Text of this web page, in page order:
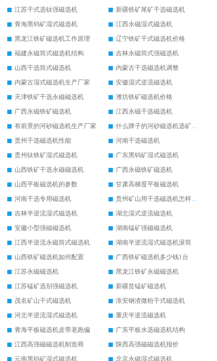
江苏干式选钛强磁选机
新疆铁矿尾矿干选磁选机
青海黑钨矿湿式磁选机
江西永磁湿式磁选机
黑龙江铁矿磁选机工作原理
辽宁铁矿干式磁选机价格
福建永磁筒式磁选机结构
吉林永磁筒式强磁选机
山西干选筒式磁选机
内蒙古干选磁选机调整
内蒙古湿式磁选机生产厂家
安徽湿式逆流磁选机
天津铁矿干选永磁磁选机
潍坊铁矿磁选机价格
广西永磁铁矿磁选机
江西永磁干选磁选机
有前景的河砂磁选机生产厂家
什么牌子的河砂磁选机选矿效果好
贵州干选磁选机性能
河南干选磁选机
贵州钛铁矿湿式磁选机
广东黑钨矿湿式磁选机
山西铁矿干选永磁磁选机
广西永磁铁矿磁选机
山西平板磁选机的参数
甘肃高梯度平板磁选机
河南干选专用磁选机
贵州矿山用干选磁选机怎样调磁
吉林半逆流湿式磁选机
湖北湿式逆流磁选机
安徽小型强磁磁选机
湖南锰矿强磁磁选机
江西半逆流永磁筒式磁选机
湖南半逆流湿式磁选机滚筒
山西铁矿磁选机如何配置
广西铁矿磁选机多少钱1台
江苏永磁磁选机
黑龙江铁矿永磁磁选机
江苏锰矿选别强磁选机
新疆贫锰矿磁选机
茂名矿山干式磁选机
淮安钢渣微粉干式磁选机
河北半逆流湿式磁选机
重庆半逆流磁选机
青海平板磁选机皮带老跑偏
广东平板水选磁选机结构
江西高强磁磁选机制造商
陕西高强磁磁选机报价
云南黑钨矿湿式磁选机
北京永磁湿式磁选机